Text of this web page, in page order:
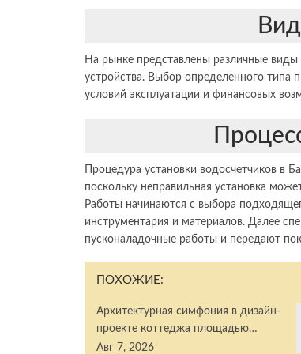
На рынке представлены различные виды
устройства. Выбор определенного типа
условий эксплуатации и финансовых
Процедура установки водосчетчиков
поскольку неправильная установка
Работы начинаются с выбора
инструментария и материалов. Далее
пусконаладочные работы и передают
ПОХОЖИЕ:
Архитектурная симфония в дизайн-
проекте коттеджа площадью…
Авг 7, 2026